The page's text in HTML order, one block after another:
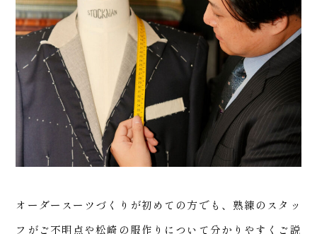
オーダースーツづくりが初めての方でも、熟練のスタッ
フがご不明点や松崎の服作りについて分かりやすくご説